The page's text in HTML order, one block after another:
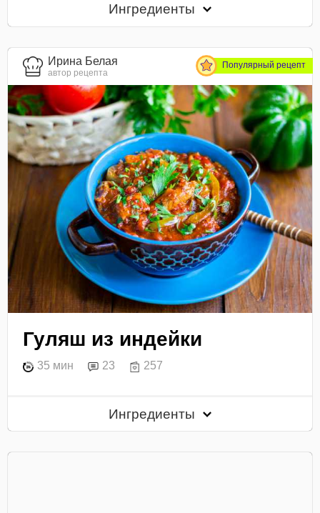
Ингредиенты
Ирина Белая
автор рецепта
Популярный рецепт
Гуляш из индейки
35 мин 23 257
Ингредиенты